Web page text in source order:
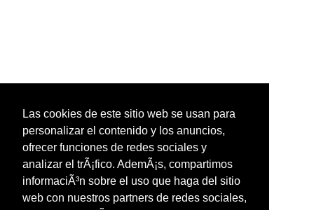
Las cookies de este sitio web se usan para
personalizar el contenido y los anuncios,
ofrecer funciones de redes sociales y
analizar el trÃ¡fico. AdemÃ¡s, compartimos
informaciÃ³n sobre el uso que haga del sitio
web con nuestros partners de redes sociales,